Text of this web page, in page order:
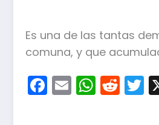
Es una de las tantas
comuna, y que
Facebook
Email